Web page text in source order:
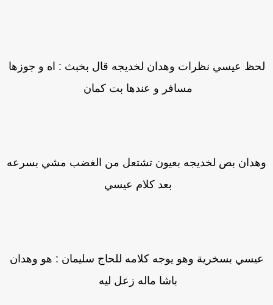
عيسي نظرات وهدان لخديجه قال بخبث : اه و جوزها
مسافر و عندها بت كمان
بص لخديجه بعيون تشتعل من الغضب مشي بسرعه
بعد كلام عيسي
بسخرية وهو يوجه كلامه للحاج سليمان : هو وهدان
باشا ماله زعل ليه